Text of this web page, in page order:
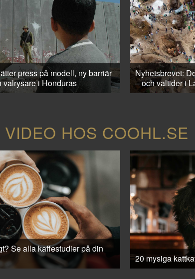
press på modell, ny barriär
valrysare i Honduras
Nyhetsbrevet:
– och valtider i
VIDEO HOS COOHL.SE
Se alla kaffestudier på din
20 mysiga